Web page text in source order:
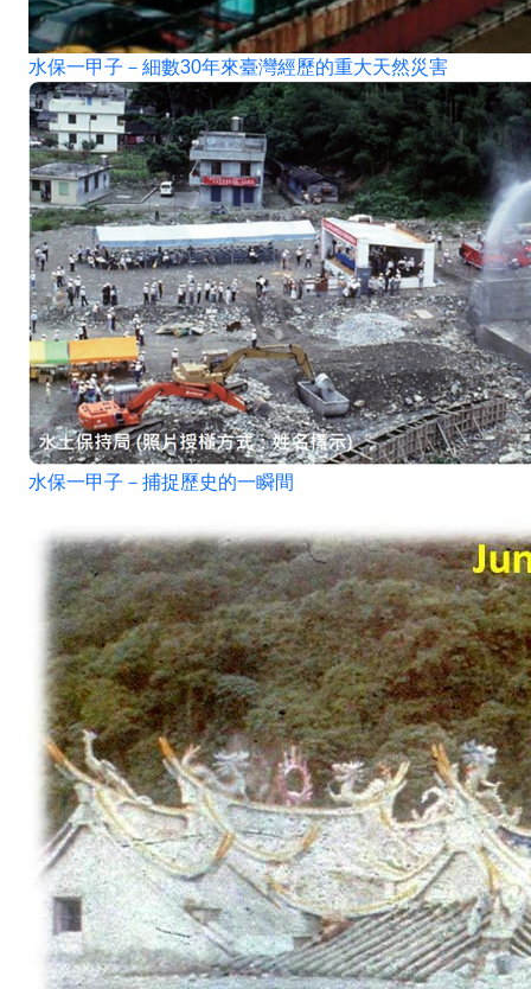
水保一甲子－細數30年來臺灣經歷的重大天然災害
水保一甲子－捕捉歷史的一瞬間